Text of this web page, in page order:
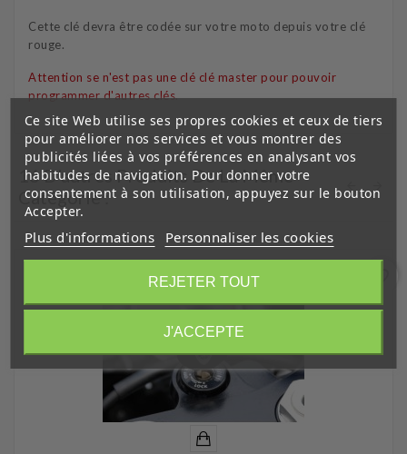
Cette clé devra être codée sur votre moto depuis votre clé
rouge.
Attention se n'est pas une clé clé master pour pouvoir
programmer d'autres clés.
16 D'autres Produits De La Même
Catégorie :
Ce site Web utilise ses propres cookies et ceux de tiers
pour améliorer nos services et vous montrer des
publicités liées à vos préférences en analysant vos
habitudes de navigation. Pour donner votre
consentement à son utilisation, appuyez sur le bouton
Accepter.
Plus d'informations Personnaliser les cookies
REJETER TOUT
J'ACCEPTE